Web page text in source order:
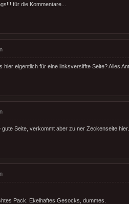
für die Kommentare...
hier eigentlich für eine linksversiffte Seite? Alles
gute Seite, verkommt aber zu ner Zeckenseite hier...
Pack. Ekelhaftes Gesocks, dummes.